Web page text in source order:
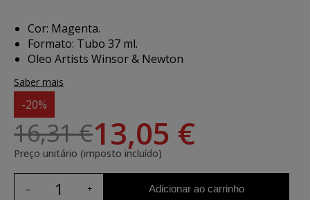
Cor: Magenta.
Formato: Tubo 37 ml.
Oleo Artists Winsor & Newton
Saber mais
-20%
16,31 €13,05 €
Preço unitário (imposto incluído)
Adicionar ao carrinho